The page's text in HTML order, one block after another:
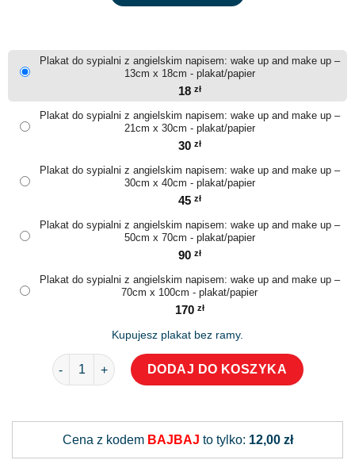
Plakat do sypialni z angielskim napisem: wake up and make up –
13cm x 18cm - plakat/papier
18 zł
Plakat do sypialni z angielskim napisem: wake up and make up –
21cm x 30cm - plakat/papier
30 zł
Plakat do sypialni z angielskim napisem: wake up and make up –
30cm x 40cm - plakat/papier
45 zł
Plakat do sypialni z angielskim napisem: wake up and make up –
50cm x 70cm - plakat/papier
90 zł
Plakat do sypialni z angielskim napisem: wake up and make up –
70cm x 100cm - plakat/papier
170 zł
Kupujesz plakat bez ramy.
ilość Plakat do sypialni z angielskim napisem: wake up
DODAJ DO KOSZYKA
Cena z kodem BAJBAJ to tylko: 12,00 zł